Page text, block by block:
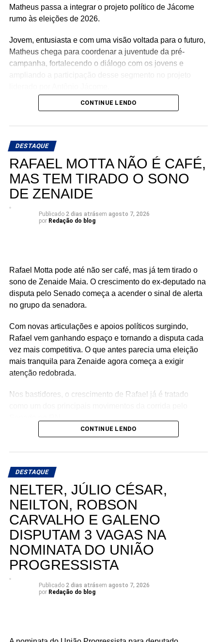
combate o racismo religioso. Segundo a sigla, entre seus
filiados, há pessoas que se candidataram em defesa da
causa, sendo esta uma iniciativa desenvolvida por esse
Matheus passa a integrar o projeto político de Jácome
rumo às eleições de 2026.
Jovem, entusiasta e com uma visão voltada para o futuro,
Matheus chega para coordenar a juventude da pré-
campanha, fortalecendo o diálogo com os jovens e
Ao declarar seu apoio, Matheus afirmou acreditar na
busca retornar à Assembleia Legislativa, segue
ampliando sua base de apoio e reunindo lideranças de
diferentes regiões e segmentos da sociedade em torno de
sua pré-candidatura.
CONTINUE LENDO
DESTAQUE
RAFAEL MOTTA NÃO É CAFÉ,
MAS TEM TIRADO O SONO
DE ZENAIDE
Publicado 2 dias atrásem agosto 7, 2026
por Redação do blog
Rafael Motta pode até não ser café, mas já tem tirado o
sono de Zenaide Maia. O crescimento do ex-deputado na
disputa pelo Senado começa a acender o sinal de alerta
no grupo da senadora.
Com novas articulações e apoios políticos surgindo,
Rafael vem ganhando espaço e tornando a disputa cada
vez mais competitiva. O que antes parecia uma eleição
mais tranquila para Zenaide agora começa a exigir
atenção redobrada.
Nos bastidores, o crescimento de Rafael já é tratado
CONTINUE LENDO
DESTAQUE
NELTER, JÚLIO CÉSAR,
NEILTON, ROBSON
CARVALHO E GALENO
DISPUTAM 3 VAGAS NA
NOMINATA DO UNIÃO
PROGRESSISTA
Publicado 2 dias atrásem agosto 7, 2026
por Redação do blog